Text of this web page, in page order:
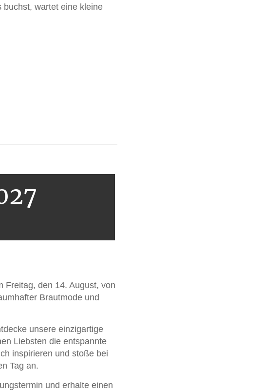
buchst, wartet eine kleine
Freitag, den 14. August, von
Brautmode und
unsere einzigartige
Liebsten die entspannte
inspirieren und stoße bei
Tag an.
und erhalte einen